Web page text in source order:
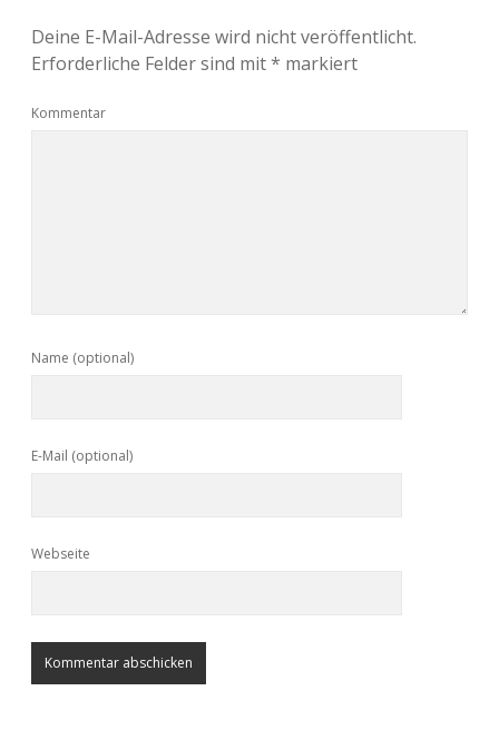
Deine E-Mail-Adresse wird nicht veröffentlicht.
Erforderliche Felder sind mit* markiert
Kommentar
Name (optional)
E-Mail (optional)
Webseite